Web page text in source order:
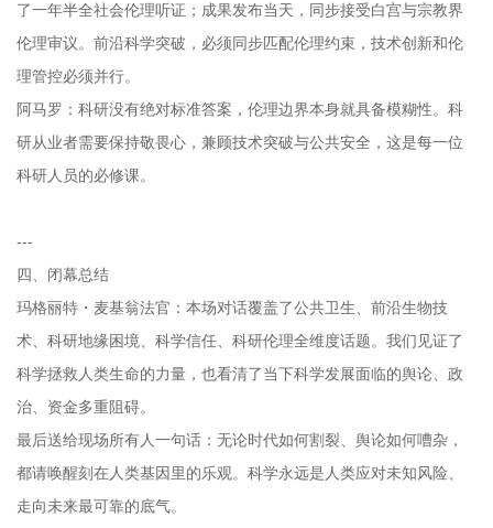
了一年半全社会伦理听证；成果发布当天，同步接受白宫与宗教界
伦理审议。前沿科学突破，必须同步匹配伦理约束，技术创新和伦
理管控必须并行。
阿马罗：科研没有绝对标准答案，伦理边界本身就具备模糊性。科
研从业者需要保持敬畏心，兼顾技术突破与公共安全，这是每一位
科研人员的必修课。
---
四、闭幕总结
玛格丽特・麦基翁法官：本场对话覆盖了公共卫生、前沿生物技
术、科研地缘困境、科学信任、科研伦理全维度话题。我们见证了
科学拯救人类生命的力量，也看清了当下科学发展面临的舆论、政
治、资金多重阻碍。
最后送给现场所有人一句话：无论时代如何割裂、舆论如何嘈杂，
都请唤醒刻在人类基因里的乐观。科学永远是人类应对未知风险、
走向未来最可靠的底气。